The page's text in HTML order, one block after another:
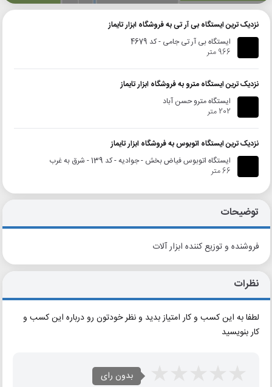
نزدیک ترین ایستگاه بی آر تی به فروشگاه ابزار تایماز
ایستگاه بی آر تی جامی - کد 4679
966 متر
نزدیک ترین ایستگاه مترو به فروشگاه ابزار تایماز
ایستگاه مترو حسن آباد
202 متر
نزدیک ترین ایستگاه اتوبوس به فروشگاه ابزار تایماز
ایستگاه اتوبوس فیاض بخش - جوادیه - کد 139 - شرق به غرب
66 متر
توضیحات
فروشنده و توزیع کننده ابزار آلات
نظرات
لطفا به این کسب و کار امتیاز بدید و نظر خودتون رو درباره این کسب و
کار بنویسید
بدون رای